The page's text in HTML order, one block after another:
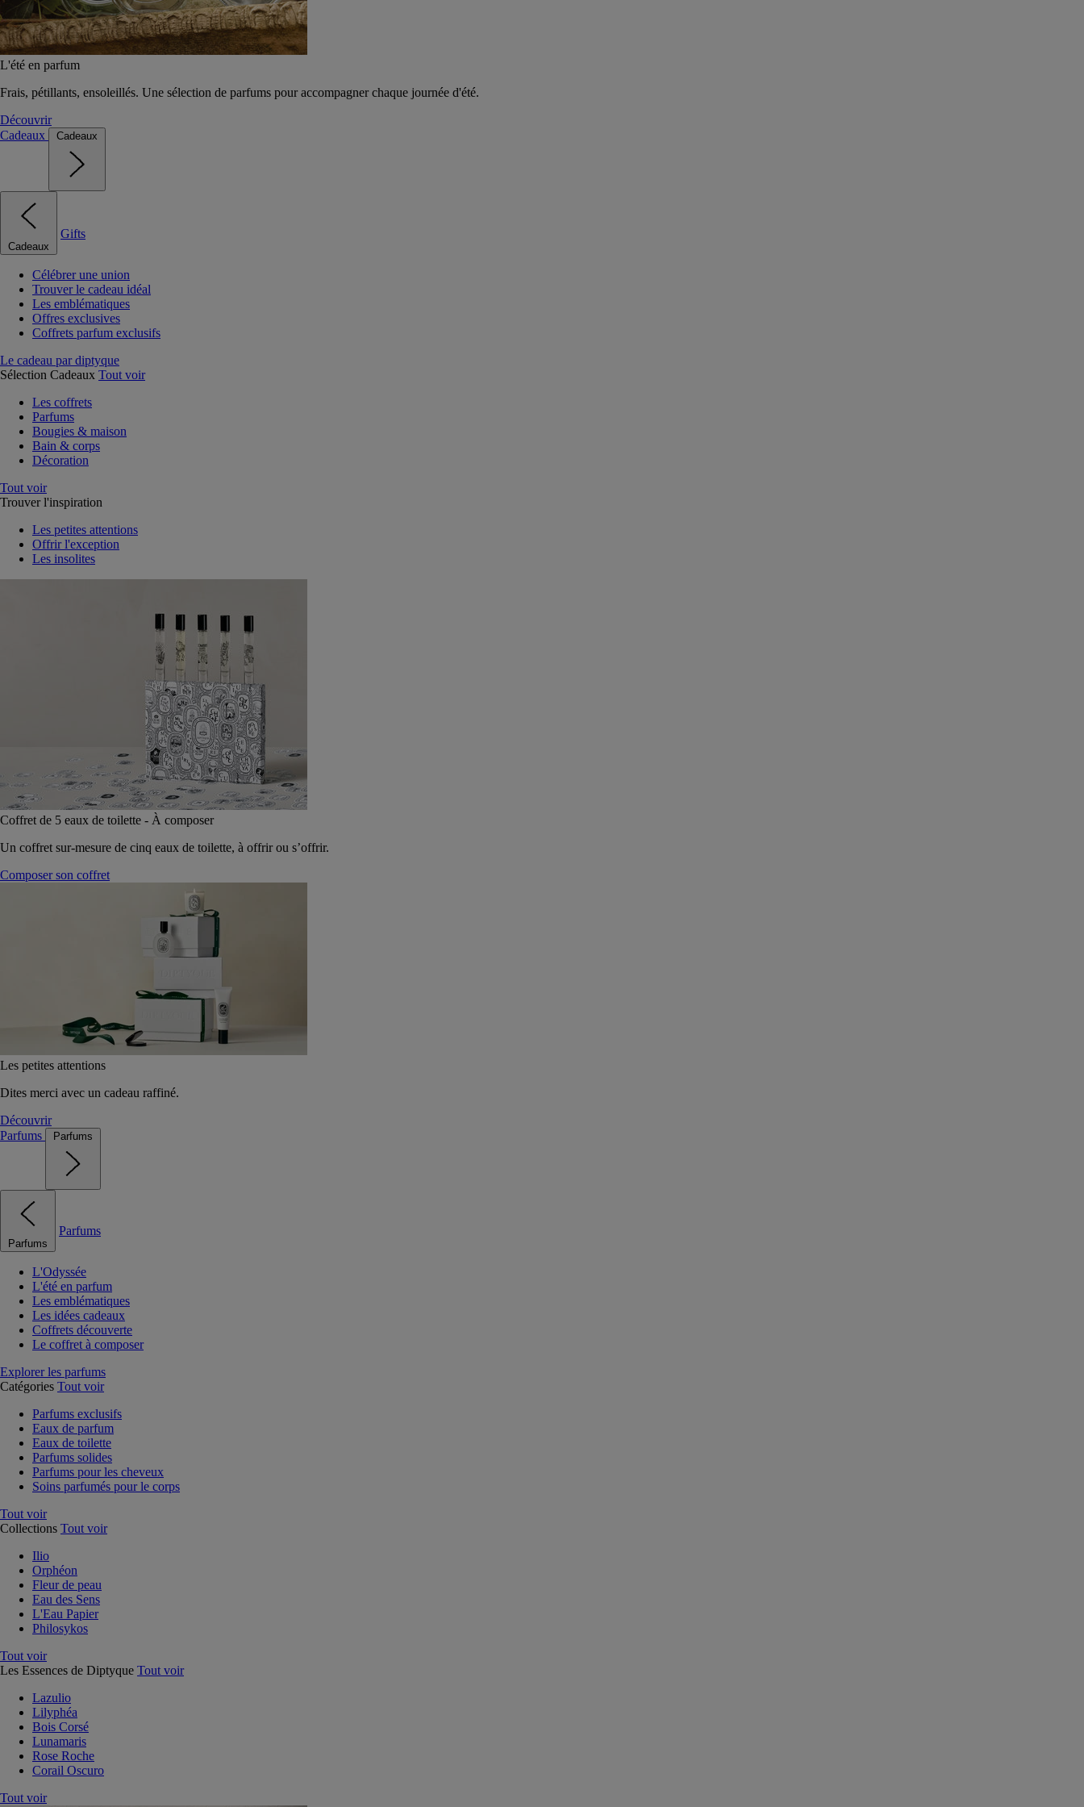
L'été en parfum
Frais, pétillants, ensoleillés. Une sélection de parfums pour accompagner chaque journée d'été.
Découvrir
Cadeaux
Cadeaux
Cadeaux
Gifts
Célébrer une union
Trouver le cadeau idéal
Les emblématiques
Offres exclusives
Coffrets parfum exclusifs
Le cadeau par diptyque
Sélection Cadeaux Tout voir
Les coffrets
Parfums
Bougies & maison
Bain & corps
Décoration
Tout voir
Trouver l'inspiration
Les petites attentions
Offrir l'exception
Les insolites
Coffret de 5 eaux de toilette - À composer
Un coffret sur-mesure de cinq eaux de toilette, à offrir ou s’offrir.
Composer son coffret
Les petites attentions
Dites merci avec un cadeau raffiné.
Découvrir
Parfums
Parfums
Parfums
Parfums
L'Odyssée
L'été en parfum
Les emblématiques
Les idées cadeaux
Coffrets découverte
Le coffret à composer
Explorer les parfums
Catégories Tout voir
Parfums exclusifs
Eaux de parfum
Eaux de toilette
Parfums solides
Parfums pour les cheveux
Soins parfumés pour le corps
Tout voir
Collections Tout voir
Ilio
Orphéon
Fleur de peau
Eau des Sens
L'Eau Papier
Philosykos
Tout voir
Les Essences de Diptyque Tout voir
Lazulio
Lilyphéa
Bois Corsé
Lunamaris
Rose Roche
Corail Oscuro
Tout voir